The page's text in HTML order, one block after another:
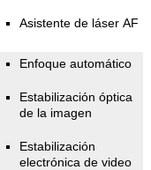
Asistente de láser AF
Enfoque automático
Estabilización óptica
de la imagen
Estabilización
electrónica de video